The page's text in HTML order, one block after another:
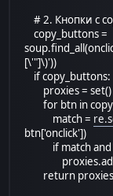
# 2. Кнопки с
copy_buttons =
[\'"]\)'))
if copy_buttons:
proxies = set()
for btn in
match =
btn['onclick'])
if match and
return proxies